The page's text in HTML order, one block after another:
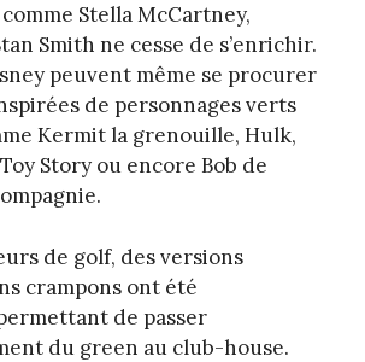
Stella McCartney,
Smith ne cesse de s’enrichir.
peuvent même se procurer
de personnages verts
Kermit la grenouille, Hulk,
Story ou encore Bob de
de golf, des versions
crampons ont été
de passer
du green au club-house.